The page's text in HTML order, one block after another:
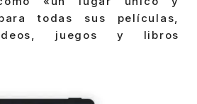
todas sus películas,
juegos y libros